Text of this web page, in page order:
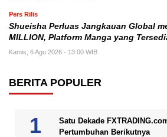
Pers Rilis
Shueisha Perluas Jangkauan Global
MILLION, Platform Manga yang
Kamis, 6 Agu 2026 - 13:00 WIB
BERITA POPULER
Satu Dekade
Pertumbuhan Berikutnya